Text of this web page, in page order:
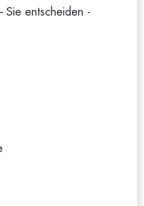
Sie entscheiden -